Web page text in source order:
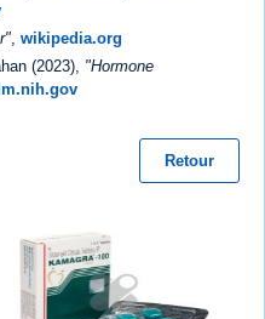
, wikipedia.org
(2023), "Hormone
Retour